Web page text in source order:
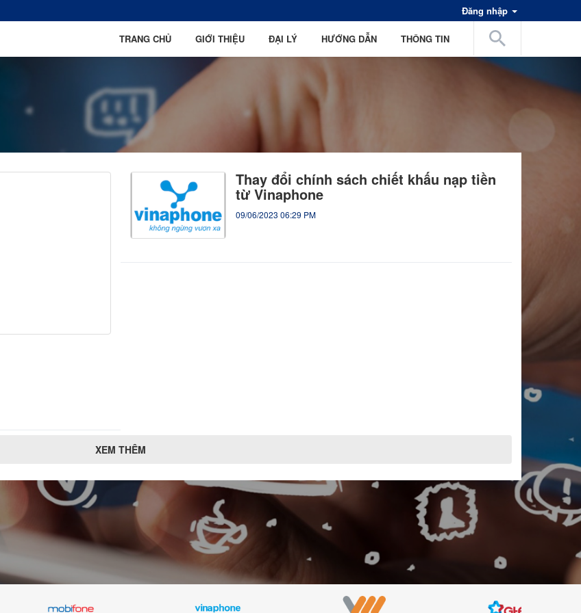
Đăng nhập
TRANG CHỦ GIỚI THIỆU ĐẠI LÝ HƯỚNG DẪN THÔNG TIN
Thay đổi chính sách chiết khấu nạp tiền
từ Vinaphone
09/06/2023 06:29 PM
XEM THÊM